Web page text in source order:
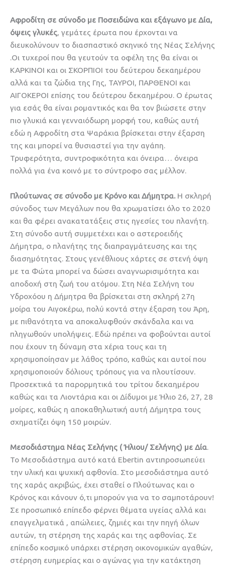
Αφροδίτη σε σύνοδο με Ποσειδώνα και εξάγωνο με Δία,
όψεις γλυκές, γεμάτες έρωτα που έρχονται να
διευκολύνουν το διασπαστικό σκηνικό της Νέας Σελήνης
.Οι τυχεροί που θα γευτούν τα οφέλη της θα είναι οι
ΚΑΡΚΙΝΟΙ και οι ΣΚΟΡΠΙΟΙ του δεύτερου δεκαημέρου
αλλά και τα ζώδια της Γης, ΤΑΥΡΟΙ, ΠΑΡΘΕΝΟΙ και
ΑΙΓΟΚΕΡΟΙ επίσης του δεύτερου δεκαημέρου. Ο έρωτας
για εσάς θα είναι ρομαντικός και θα τον βιώσετε στην
πιο γλυκιά και γενναιόδωρη μορφή του, καθώς αυτή
εδώ η Αφροδίτη στα Ψαράκια βρίσκεται στην έξαρση
της και μπορεί να θυσιαστεί για την αγάπη.
Τρυφερότητα, συντροφικότητα και όνειρα… όνειρα
πολλά για ένα κοινό με το σύντροφο σας μέλλον.
Πλούτωνας σε σύνοδο με Κρόνο και Δήμητρα. Η σκληρή
σύνοδος των Μεγάλων που θα χρωματίσει όλο το 2020
και θα φέρει ανακατατάξεις στις ηγεσίες του πλανήτη.
Στη σύνοδο αυτή συμμετέχει και ο αστεροειδής
Δήμητρα, ο πλανήτης της διαπραγμάτευσης και της
διασημότητας. Στους γενέθλιους χάρτες σε στενή όψη
με τα Φώτα μπορεί να δώσει αναγνωρισιμότητα και
αποδοχή στη ζωή του ατόμου. Στη Νέα Σελήνη του
Υδροχόου η Δήμητρα θα βρίσκεται στη σκληρή 27η
μοίρα του Αιγοκέρω, πολύ κοντά στην έξαρση του Άρη,
με πιθανότητα να αποκαλυφθούν σκάνδαλα και να
πληγωθούν υπολήψεις. Εδώ πρέπει να φοβούνται αυτοί
που έχουν τη δύναμη στα χέρια τους και τη
χρησιμοποίησαν με λάθος τρόπο, καθώς και αυτοί που
χρησιμοποιούν δόλιους τρόπους για να πλουτίσουν.
Προσεκτικά τα παρορμητικά του τρίτου δεκαημέρου
καθώς και τα Λιοντάρια και οι Δίδυμοι με Ήλιο 26, 27, 28
μοίρες, καθώς η αποκαθηλωτική αυτή Δήμητρα τους
σχηματίζει όψη 150 μοιρών.
Μεσοδιάστημα Νέας Σελήνης ( Ήλιου/ Σελήνης) με Δία.
Το Μεσοδιάστημα αυτό κατά Ebertin αντιπροσωπεύει
την υλική και ψυχική αφθονία. Στο μεσοδιάστημα αυτό
της χαράς ακριβώς, έχει σταθεί ο Πλούτωνας και ο
Κρόνος και κάνουν ό,τι μπορούν για να το σαμποτάρουν!
Σε προσωπικό επίπεδο φέρνει θέματα υγείας αλλά και
επαγγελματικά , απώλειες, ζημιές και την πηγή όλων
αυτών, τη στέρηση της χαράς και της αφθονίας. Σε
επίπεδο κοσμικό υπάρχει στέρηση οικονομικών αγαθών,
στέρηση ευημερίας και ο αγώνας για την κατάκτηση